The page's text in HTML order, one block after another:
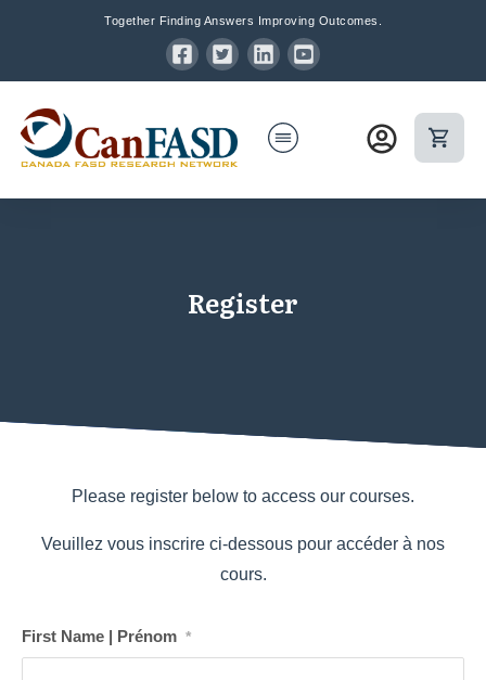
Together Finding Answers Improving Outcomes.
Register
Please register below to access our courses.
Veuillez vous inscrire ci-dessous pour accéder à nos
cours.
First Name | Prénom *